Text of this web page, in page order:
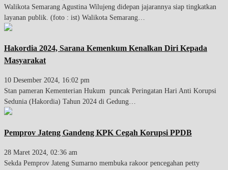
Walikota Semarang Agustina Wilujeng didepan jajarannya siap tingkatkan
layanan publik. (foto : ist) Walikota Semarang…
Hakordia 2024, Sarana Kemenkum Kenalkan Diri Kepada
Masyarakat
10 Desember 2024, 16:02 pm
Stan pameran Kementerian Hukum puncak Peringatan Hari Anti Korupsi
Sedunia (Hakordia) Tahun 2024 di Gedung…
Pemprov Jateng Gandeng KPK Cegah Korupsi PPDB
28 Maret 2024, 02:36 am
Sekda Pemprov Jateng Sumarno membuka rakoor pencegahan petty